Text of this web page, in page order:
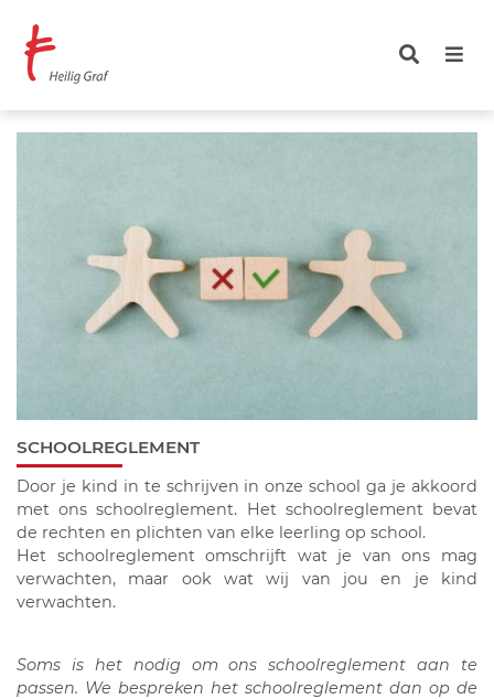
naar
SCHOOLREGLEMENT
Door je kind in te schrijven in onze school ga je akkoord
met ons schoolreglement. Het schoolreglement bevat
de rechten en plichten van elke leerling op school.
Het schoolreglement omschrijft wat je van ons mag
verwachten, maar ook wat wij van jou en je kind
verwachten.
Soms is het nodig om ons schoolreglement aan te
passen. We bespreken het schoolreglement dan op de